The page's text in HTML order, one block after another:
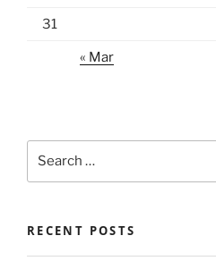
31
« Mar
RECENT POSTS